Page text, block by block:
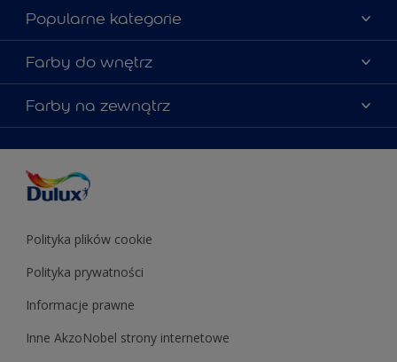
Materiały marketingowe
Mapa strony
Kontakt
Zgodność kolorów
Popularne kategorie
Kolory farb
Porady ekspertów
Zainspiruj się
Znajdź sklep
Farby do wnętrz
Farby do ścian
Farby uniwersalne
Podkłady i grunty
Testery farb
Farby do sufitów
Farby na zewnątrz
Farby uniwersalne
Podkłady i grunty
Polityka plików cookie
Polityka prywatności
Informacje prawne
Inne AkzoNobel strony internetowe